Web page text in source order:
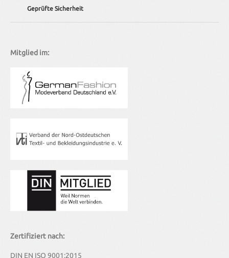
Wir bieten Ihnen individuelle Lösungen – von der Anpassung
existierender Bekleidung bis hin zur kompletten
Neuentwicklung.
Geprüfte Sicherheit
Kleidungsstücke erfüllen darüber hinaus natürlich die
Mitglied im:
Zertifiziert nach:
DIN EN ISO 9001:2015